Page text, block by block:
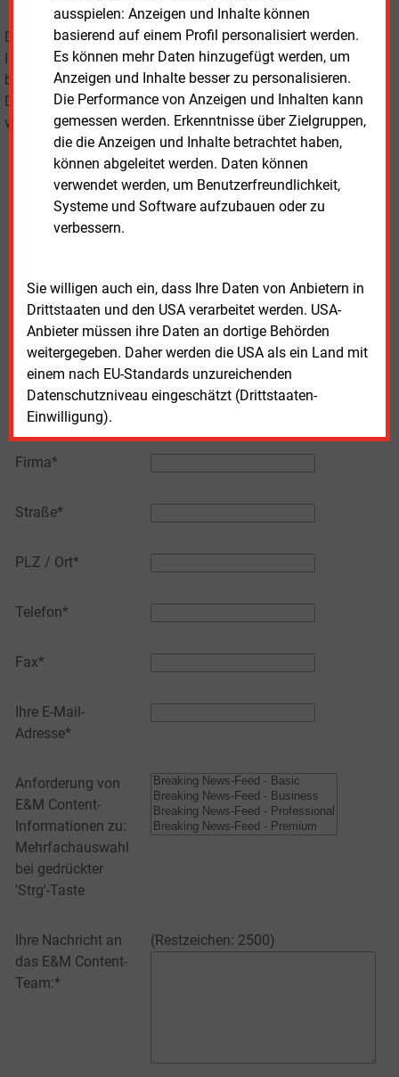
ausspielen: Anzeigen und Inhalte können
basierend auf einem Profil personalisiert werden.
Es können mehr Daten hinzugefügt werden, um
Anzeigen und Inhalte besser zu personalisieren.
Die Performance von Anzeigen und Inhalten kann
gemessen werden. Erkenntnisse über Zielgruppen,
die die Anzeigen und Inhalte betrachtet haben,
können abgeleitet werden. Daten können
verwendet werden, um Benutzerfreundlichkeit,
Systeme und Software aufzubauen oder zu
verbessern.
Sie willigen auch ein, dass Ihre Daten von Anbietern in
Drittstaaten und den USA verarbeitet werden. USA-
Anbieter müssen ihre Daten an dortige Behörden
weitergegeben. Daher werden die USA als ein Land mit
einem nach EU-Standards unzureichenden
Datenschutzniveau eingeschätzt (Drittstaaten-
Einwilligung).
Dann kontaktieren Sie uns einfach, gerne beraten wir Sie zur
Integration der von unseren Technologie-Partner Contiago
bereitgestellten Feeds in Ihre bestehende Internetseite. •
Das Content-Team von E&M freut sich über Ihre E-Mail an
vertrieb@emvg.de
Kontaktformular für Ihre
Anfrage zu E&M Content-
Bitte füllen Sie alle mit * markierten Felder aus.
(Pflichtfelder)
Ihr Vorname und
Nachname*
Firma*
Straße*
PLZ / Ort*
Telefon*
Fax*
Ihre E-Mail-
Adresse*
Anforderung von
E&M Content-
Informationen zu:
Mehrfachauswahl
bei gedrückter
'Strg'-Taste
Ihre Nachricht an
das E&M Content-
Team:*
(Restzeichen: 2500)